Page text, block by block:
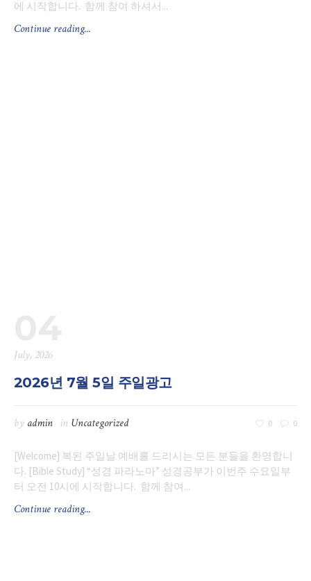
에 시작합니다. 함께 참여 하셔서...
Continue reading...
July, 2026
2026년 7월 5일 주일광고
by admin in Uncategorized 0 0
[Welcome] 복된 주일날 예배를 드리시는 모든 분들을 환영합니
다. [Bible Study] “성경 파라노마” 성경공부가 이번주 수요일부
터 오전 10시에 시작합니다. 함께 참여...
Continue reading...